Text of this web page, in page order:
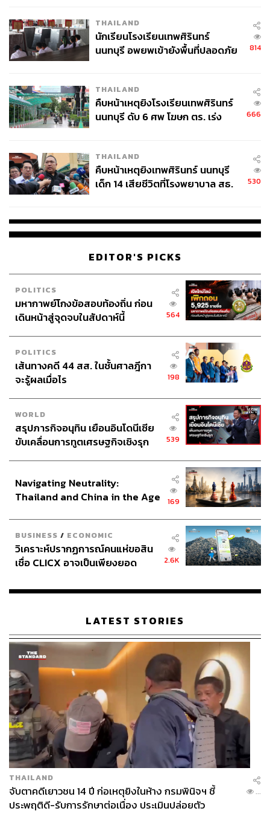
91
ABOUT THE AUTHOR
ดำรงเกียรติ มาลา
Content Creator THE STANDARD WEALTH
THAILAND
นักเรียนโรงเรียนเทพศิรินทร์
นนทบุรี อพยพเข้ายังพื้นที่ปลอดภัย
814
THAILAND
คืบหน้าเหตุยิงโรงเรียนเทพศิรินทร์
นนทบุรี ดับ 6 ศพ โฆษก ตร. เร่ง
666
THAILAND
คืบหน้าเหตุยิงเทพศิรินทร์ นนทบุรี
เด็ก 14 เสียชีวิตที่โรงพยาบาล สธ.
530
EDITOR'S PICKS
POLITICS
มหากาพย์โกงข้อสอบท้องถิ่น ก่อน
เดินหน้าสู่จุดจบในสัปดาห์นี้
564
POLITICS
เส้นทางคดี 44 สส. ในชั้นศาลฎีกา
จะรู้ผลเมื่อไร
198
WORLD
สรุปภารกิจอนุทิน เยือนอินโดนีเซีย
ขับเคลื่อนการทูตเศรษฐกิจเชิงรุก
539
Navigating Neutrality:
Thailand and China in the Age
169
BUSINESS / ECONOMIC
วิเคราะห์ปรากฏการณ์คนแห่ขอสิน
เชื่อ CLICX อาจเป็นเพียงยอด
เรือนไทยที่ถูกซุกไว้
2.6K
LATEST STORIES
THAILAND
จับตาคดีเยาวชน 14 ปี ก่อเหตุยิงในห้าง กรมพินิจฯ ชี้
ประพฤติดี-รับการรักษาต่อเนื่อง ประเมินปล่อยตัว
...